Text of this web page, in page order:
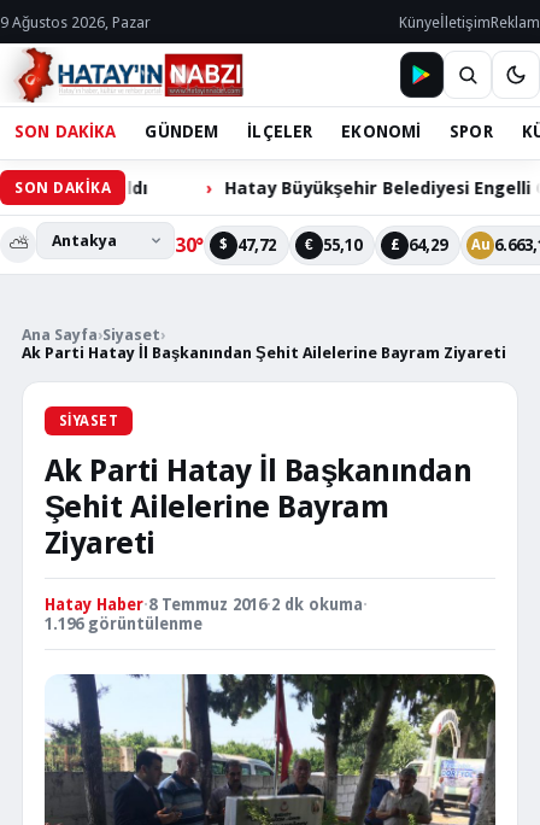
9 Ağustos 2026, Pazar KünyeİletişimReklam
SON DAKİKA GÜNDEM İLÇELER EKONOMİ SPOR
SON DAKİKA Hatay Büyükşehir Belediyesi Engelli Cihazları
⛅ 30° $ 47,72 € 55,10 £ 64,29 Au
Ana Sayfa›Siyaset›
Ak Parti Hatay İl Başkanından Şehit Ailelerine Bayram Ziyareti
SIYASET
Ak Parti Hatay İl Başkanından
Şehit Ailelerine Bayram
Ziyareti
Hatay Haber·8 Temmuz 2016·2 dk okuma·
1.196 görüntülenme